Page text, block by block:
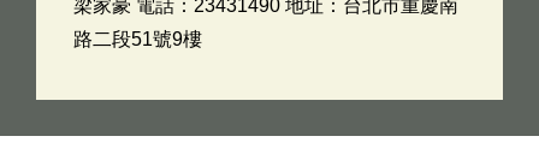
梁家豪 電話：23431490 地址：台北市重慶南
路二段51號9樓